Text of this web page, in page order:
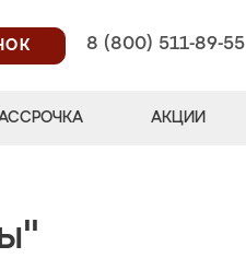
8 (800) 511-89-55
АКЦИИ